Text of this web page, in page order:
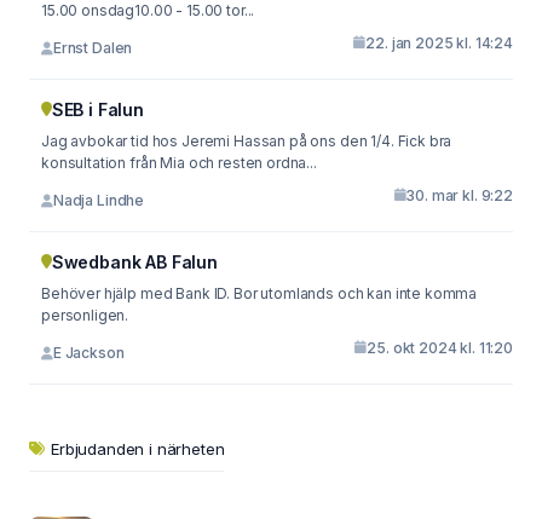
15.00 onsdag10.00 - 15.00 tor...
Ernst Dalen 22. jan 2025 kl. 14:24
SEB i Falun
Jag avbokar tid hos Jeremi Hassan på ons den 1/4. Fick bra
konsultation från Mia och resten ordna...
Nadja Lindhe 30. mar kl. 9:22
Swedbank AB Falun
Behöver hjälp med Bank ID. Bor utomlands och kan inte komma
personligen.
E Jackson 25. okt 2024 kl. 11:20
Erbjudanden i närheten